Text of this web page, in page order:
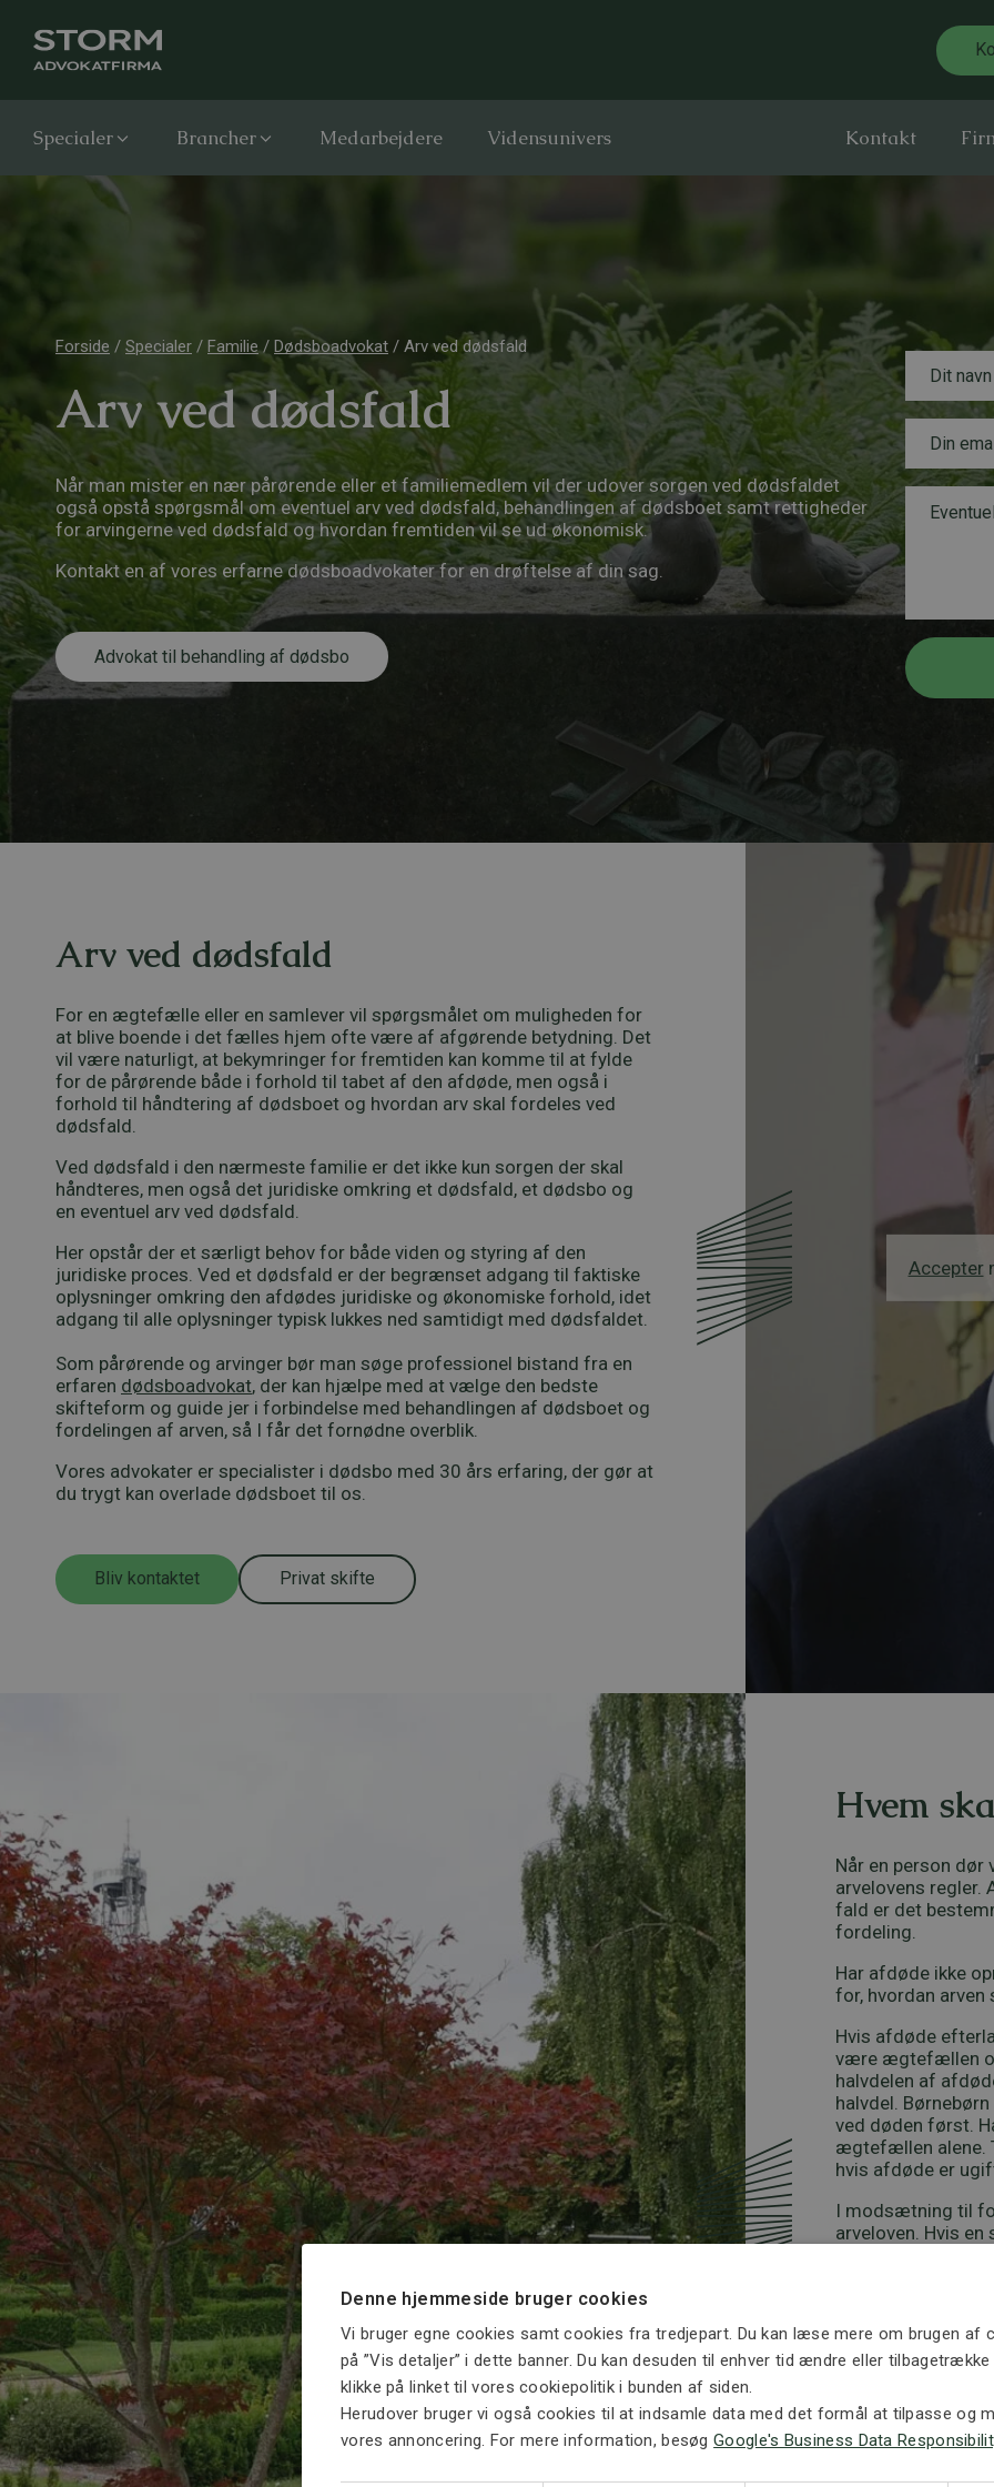
Specialer Brancher Medarbejdere Vidensunivers Kontakt
Forside / Specialer / Familie / Dødsboadvokat / Arv ved dødsfald
Arv ved dødsfald
Når man mister en nær pårørende eller et familiemedlem vil der udover sorgen ved dødsfaldet
også opstå spørgsmål om eventuel arv ved dødsfald, behandlingen af dødsboet samt rettigheder
for arvingerne ved dødsfald og hvordan fremtiden vil se ud økonomisk.
Kontakt en af vores erfarne dødsboadvokater for en drøftelse af din sag.
Advokat til behandling af dødsbo
a
v
*
e
m
a
k
d
Arv ved dødsfald
For en ægtefælle eller en samlever vil spørgsmålet om muligheden for
at blive boende i det fælles hjem ofte være af afgørende betydning. Det
vil være naturligt, at bekymringer for fremtiden kan komme til at fylde
for de pårørende både i forhold til tabet af den afdøde, men også i
forhold til håndtering af dødsboet og hvordan arv skal fordeles ved
dødsfald.
Ved dødsfald i den nærmeste familie er det ikke kun sorgen der skal
håndteres, men også det juridiske omkring et dødsfald, et dødsbo og
en eventuel arv ved dødsfald.
Her opstår der et særligt behov for både viden og styring af den
juridiske proces. Ved et dødsfald er der begrænset adgang til faktiske
oplysninger omkring den afdødes juridiske og økonomiske forhold, idet
adgang til alle oplysninger typisk lukkes ned samtidigt med dødsfaldet.
Som pårørende og arvinger bør man søge professionel bistand fra en
erfaren dødsboadvokat, der kan hjælpe med at vælge den bedste
skifteform og guide jer i forbindelse med behandlingen af dødsboet og
fordelingen af arven, så I får det fornødne overblik.
Vores advokater er specialister i dødsbo med 30 års erfaring, der gør at
du trygt kan overlade dødsboet til os.
Bliv kontaktet Privat skifte
Accepter
Hvem
Når en person
arvelovens regler.
fald er det
fordeling.
Har afdøde ikke
for, hvordan arven
Hvis afdøde
være ægtefællen
halvdelen af
halvdel.
ved døden først.
ægtefællen alene.
hvis afdøde er
I modsætning til
arveloven. Hvis
testamente.
Efterlader
forældre der
afdødes
søskende er døde.
Såfremt afdøde
det efter
deres børn – dvs.
Denne hjemmeside bruger cookies
Vi bruger egne cookies samt cookies fra tredjepart. Du kan læse mere om brugen af
på ”Vis detaljer” i dette banner. Du kan desuden til enhver tid ændre eller
klikke på linket til vores cookiepolitik i bunden af siden.
Herudover bruger vi også cookies til at indsamle data med det formål at tilpasse og
vores annoncering. For mere information, besøgGoogle's Business Data